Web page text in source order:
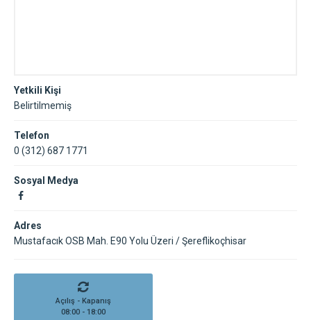
Yetkili Kişi
Belirtilmemiş
Telefon
0 (312) 687 1771
Sosyal Medya
Adres
Mustafacık OSB Mah. E90 Yolu Üzeri / Şereflikoçhisar
Açılış - Kapanış
08:00 - 18:00